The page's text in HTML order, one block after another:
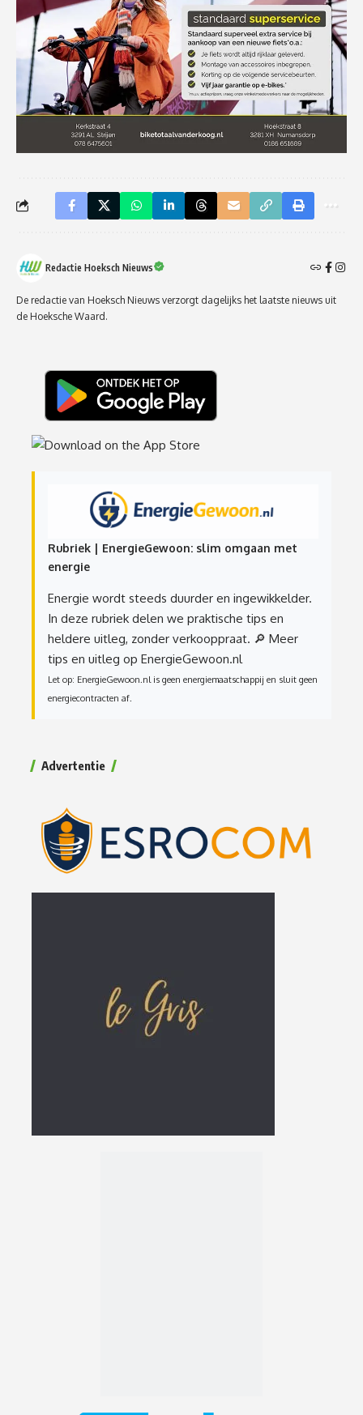
Redactie Hoeksch Nieuws
De redactie van Hoeksch Nieuws verzorgt dagelijks het laatste nieuws uit
de Hoeksche Waard.
Rubriek | EnergieGewoon: slim omgaan met
energie
Energie wordt steeds duurder en ingewikkelder.
In deze rubriek delen we praktische tips en
heldere uitleg, zonder verkooppraat. 🔎 Meer
tips en uitleg op EnergieGewoon.nl
Let op: EnergieGewoon.nl is geen energiemaatschappij en sluit geen
energiecontracten af.
Advertentie